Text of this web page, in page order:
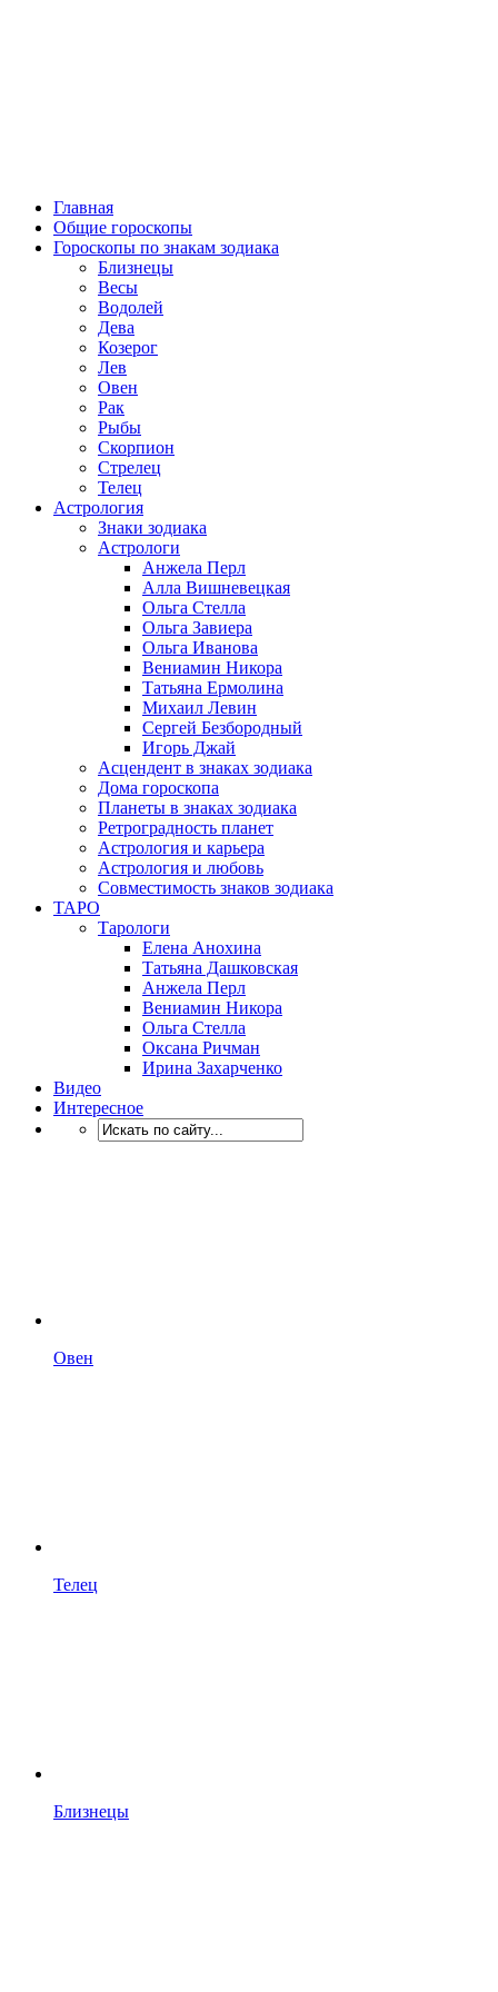
Главная
Общие гороскопы
Гороскопы по знакам зодиака
Близнецы
Весы
Водолей
Дева
Козерог
Лев
Овен
Рак
Рыбы
Скорпион
Стрелец
Телец
Астрология
Знаки зодиака
Астрологи
Анжела Перл
Алла Вишневецкая
Ольга Стелла
Ольга Завиера
Ольга Иванова
Вениамин Никора
Татьяна Ермолина
Михаил Левин
Сергей Безбородный
Игорь Джай
Асцендент в знаках зодиака
Дома гороскопа
Планеты в знаках зодиака
Ретроградность планет
Астрология и карьера
Астрология и любовь
Совместимость знаков зодиака
ТАРО
Тарологи
Елена Анохина
Татьяна Дашковская
Анжела Перл
Вениамин Никора
Ольга Стелла
Оксана Ричман
Ирина Захарченко
Видео
Интересное
Овен
Телец
Близнецы